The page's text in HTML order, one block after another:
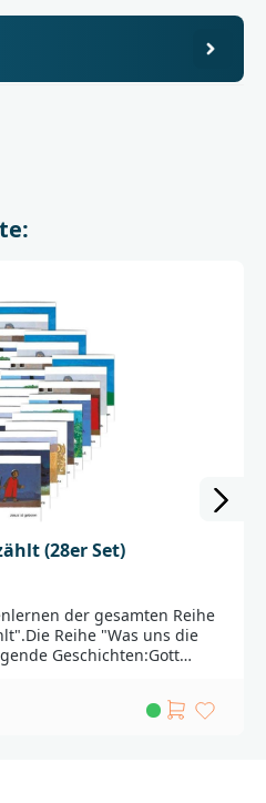
(28er Set)
der gesamten Reihe
Reihe "Was uns die
Geschichten:Gott
ÄgyptenDer Weg ins
wird